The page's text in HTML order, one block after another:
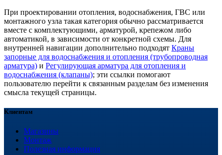
При проектировании отопления, водоснабжения, ГВС или
монтажного узла такая категория обычно рассматривается
вместе с комплектующими, арматурой, крепежом либо
автоматикой, в зависимости от конкретной схемы. Для
внутренней навигации дополнительно подходят Краны
запорные для водоснабжения и отопления (трубопроводная
арматура) и Регулирующая арматура для отопления и
водоснабжения (клапаны); эти ссылки помогают
пользователю перейти к связанным разделам без изменения
смысла текущей страницы.
Клиентам
Магазины
Монтаж
Полезная информация